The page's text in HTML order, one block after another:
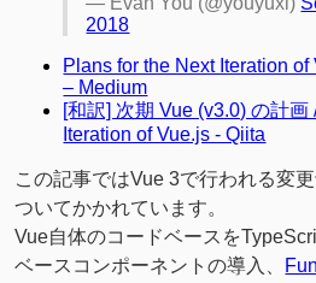
2018
Plans for the Next Iteration
– Medium
[和訳] 次期 Vue (v3.0) の計
Iteration of Vue.js - Qiita
この記事ではVue 3で行われる変
ついてかかれています。
Vue自体のコードベースを
ベースコンポーネントの導入、